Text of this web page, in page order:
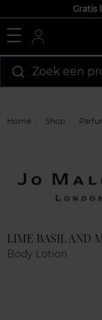
Gratis
Zoek een
Home Shop
LIME BASIL AND
Body Lotion